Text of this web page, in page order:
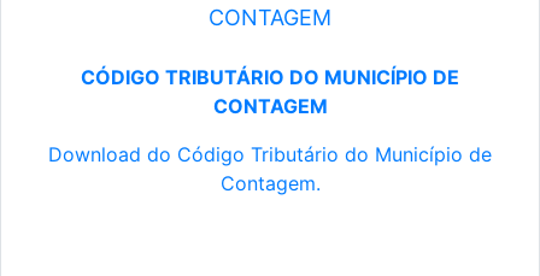
CONTAGEM
CÓDIGO TRIBUTÁRIO DO MUNICÍPIO DE
CONTAGEM
Download do Código Tributário do Município de
Contagem.